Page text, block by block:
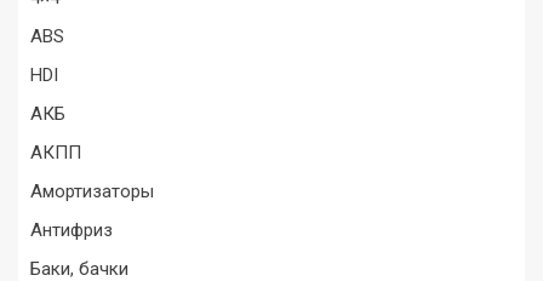
ABS
HDI
АКБ
АКПП
Амортизаторы
Антифриз
Баки, бачки